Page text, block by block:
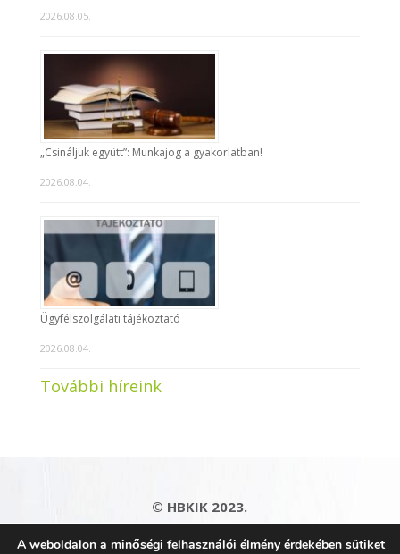
2026.08.05.
„Csináljuk együtt”: Munkajog a gyakorlatban!
2026.08.04.
Ügyfélszolgálati tájékoztató
2026.08.04.
További híreink
© HBKIK 2023.
Adatkezelési tájékoztató|Impresszum|
A weboldalon a minőségi felhasználói élmény érdekében sütiket